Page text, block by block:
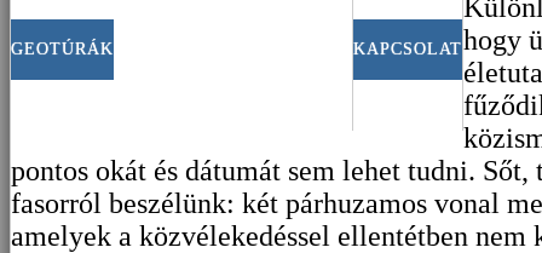
GEOTÚRÁK KAPCSOLAThogy
pontos okát és dátumát sem lehet tudni.
fasorról beszélünk: két párhuzamos vonal
amelyek a közvélekedéssel ellentétben